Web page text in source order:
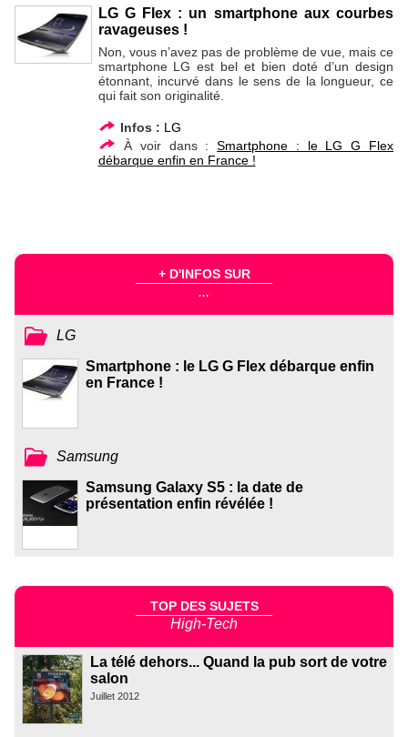
LG G Flex : un smartphone aux courbes
ravageuses !
Non, vous n’avez pas de problème de vue, mais ce
smartphone LG est bel et bien doté d’un design
étonnant, incurvé dans le sens de la longueur, ce
qui fait son originalité.
Infos : LG
À voir dans :Smartphone : le LG G Flex
débarque enfin en France !
+ D'INFOS SUR
...
LG
Smartphone : le LG G Flex débarque enfin
en France !
Samsung
Samsung Galaxy S5 : la date de
présentation enfin révélée !
TOP DES SUJETS
High-Tech
La télé dehors... Quand la pub sort de votre
salon
Juillet 2012